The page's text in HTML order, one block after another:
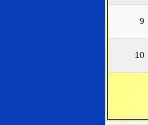
9
10